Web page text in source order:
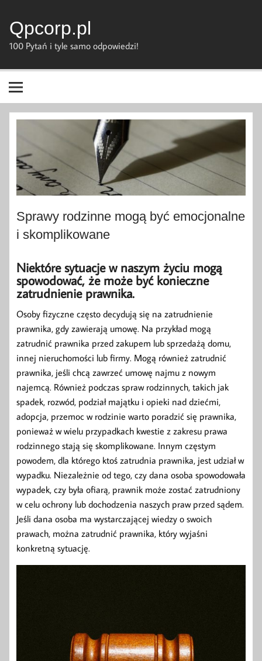
content
Qpcorp.pl
100 Pytań i tyle samo odpowiedzi!
Sprawy rodzinne mogą być emocjonalne
i skomplikowane
Niektóre sytuacje w naszym życiu mogą
spowodować, że może być konieczne
zatrudnienie prawnika.
Osoby fizyczne często decydują się na zatrudnienie
prawnika, gdy zawierają umowę. Na przykład mogą
zatrudnić prawnika przed zakupem lub sprzedażą domu,
innej nieruchomości lub firmy. Mogą również zatrudnić
prawnika, jeśli chcą zawrzeć umowę najmu z nowym
najemcą. Również podczas spraw rodzinnych, takich jak
spadek, rozwód, podział majątku i opieki nad dziećmi,
adopcja, przemoc w rodzinie warto poradzić się prawnika,
ponieważ w wielu przypadkach kwestie z zakresu prawa
rodzinnego stają się skomplikowane. Innym częstym
powodem, dla którego ktoś zatrudnia prawnika, jest udział w
wypadku. Niezależnie od tego, czy dana osoba spowodowała
wypadek, czy była ofiarą, prawnik może zostać zatrudniony
w celu ochrony lub dochodzenia naszych praw przed sądem.
Jeśli dana osoba ma wystarczającej wiedzy o swoich
prawach, można zatrudnić prawnika, który wyjaśni
konkretną sytuację.